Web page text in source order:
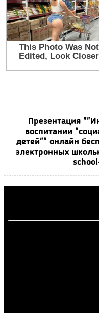
Презентация
воспитании
детей"" онлайн
электронных